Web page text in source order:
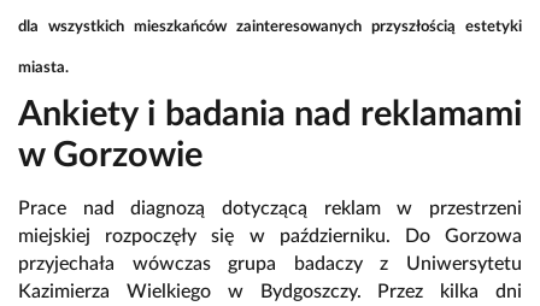
dla wszystkich mieszkańców zainteresowanych przyszłością estetyki
miasta.
Ankiety i badania nad reklamami
w Gorzowie
Prace nad diagnozą dotyczącą reklam w przestrzeni
miejskiej rozpoczęły się w październiku. Do Gorzowa
przyjechała wówczas grupa badaczy z Uniwersytetu
Kazimierza Wielkiego w Bydgoszczy. Przez kilka dni